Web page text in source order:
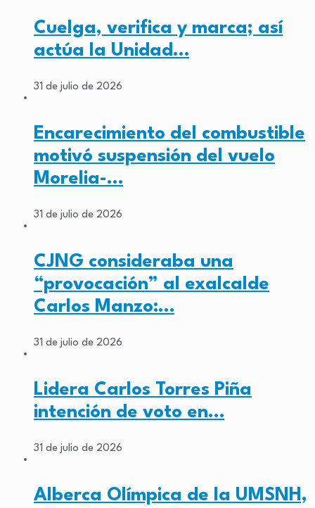
Cuelga, verifica y marca; así
actúa la Unidad…
31 de julio de 2026
Encarecimiento del combustible
motivó suspensión del vuelo
Morelia-…
31 de julio de 2026
CJNG consideraba una
“provocación” al exalcalde
Carlos Manzo:…
31 de julio de 2026
Lidera Carlos Torres Piña
intención de voto en…
31 de julio de 2026
Alberca Olímpica de la UMSNH,